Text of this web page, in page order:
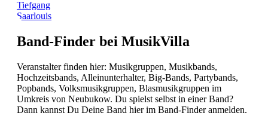
Tiefgang
Saarlouis
Band-Finder bei MusikVilla
Veranstalter finden hier: Musikgruppen, Musikbands,
Hochzeitsbands, Alleinunterhalter, Big-Bands, Partybands,
Popbands, Volksmusikgruppen, Blasmusikgruppen im
Umkreis von Neubukow. Du spielst selbst in einer Band?
Dann kannst Du Deine Band hier im Band-Finder anmelden.